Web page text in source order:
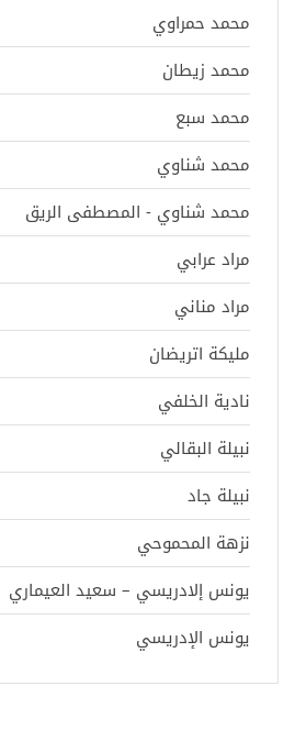
محمد حمراوي
محمد زيطان
محمد سبع
محمد شناوي
محمد شناوي - المصطفى الريق
مراد عرابي
مراد مناني
مليكة اتريضان
نادية الخلفي
نبيلة البقالي
نبيلة جاد
نزهة المحموحي
يونس إلادريسي – سعيد العيماري
يونس الإدريسي